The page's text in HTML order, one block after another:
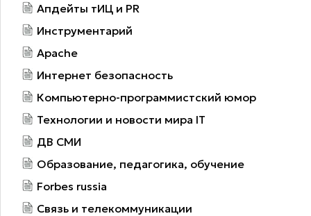
Апдейты тИЦ и PR
Инструментарий
Apache
Интернет безопасность
Компьютерно-программистский юмор
Технологии и новости мира IT
ДВ СМИ
Образование, педагогика, обучение
Forbes russia
Связь и телекоммуникации